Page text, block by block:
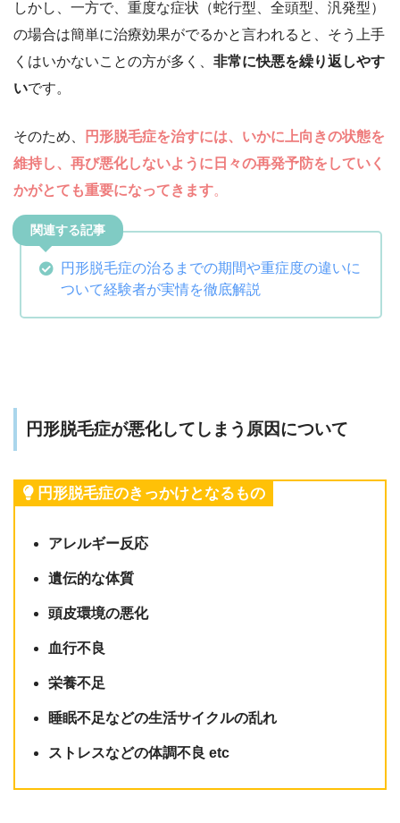
しかし、一方で、重度な症状（蛇行型、全頭型、汎発型）
の場合は簡単に治療効果がでるかと言われると、そう上手
くはいかないことの方が多く、 非常に快悪を繰り返しやす
いです。
そのため、
円形脱毛症を治すには、いかに上向きの状態を
維持し、再び悪化しないように日々の再発予防をしていく
かがとても重要になってきます。
円形脱毛症の治るまでの期間や重症度の違いに
ついて経験者が実情を徹底解説
円形脱毛症が悪化してしまう原因について
円形脱毛症のきっかけとなるもの
アレルギー反応
遺伝的な体質
頭皮環境の悪化
血行不良
栄養不足
睡眠不足などの生活サイクルの乱れ
ストレスなどの体調不良 etc